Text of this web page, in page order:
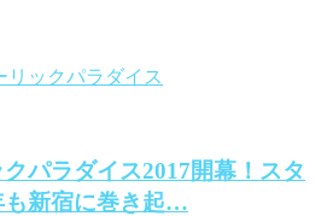
パラダイス2017開幕！スタ
も新宿に巻き起…